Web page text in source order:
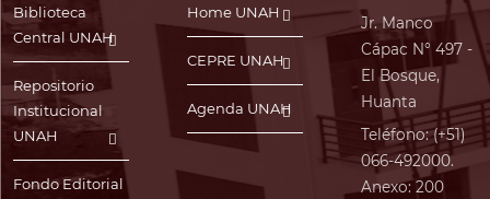
Biblioteca
Central UNAH
Repositorio
Institucional
UNAH
Fondo Editorial
Home UNAH
CEPRE UNAH
Agenda UNAH
Jr. Manco
Cápac N° 497 -
El Bosque,
Huanta
Teléfono: (+51)
066-492000.
Anexo: 200